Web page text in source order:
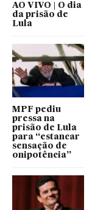
AO VIVO | O dia
da prisão de
Lula
MPF pediu
pressa na
prisão de Lula
para “estancar
sensação de
onipotência”